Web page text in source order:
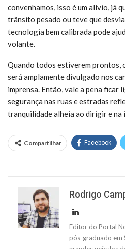
convenhamos, isso é um alívio, já
trânsito pesado ou teve que
tecnologia bem calibrada pode
volante.
Quando todos estiverem prontos,
será amplamente divulgado nos
imprensa. Então, vale a pena ficar
segurança nas ruas e estradas
tranquilidade alheia ao dirigir e
Compartilhar Facebook
Rodrigo
Editor do Portal
pós-graduado em